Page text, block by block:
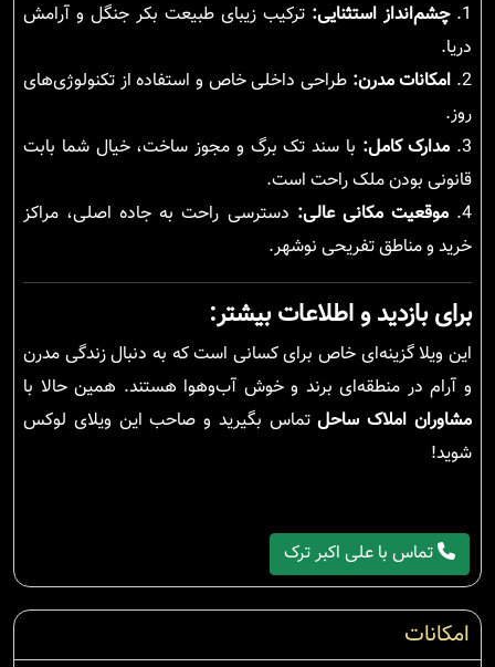
1. چشم‌انداز استثنایی: ترکیب زیبای طبیعت بکر جنگل و آرامش
دریا.
2. امکانات مدرن: طراحی داخلی خاص و استفاده از تکنولوژی‌های
روز.
3. مدارک کامل: با سند تک برگ و مجوز ساخت، خیال شما بابت
قانونی بودن ملک راحت است.
4. موقعیت مکانی عالی: دسترسی راحت به جاده اصلی، مراکز
خرید و مناطق تفریحی نوشهر.
برای بازدید و اطلاعات بیشتر:
این ویلا گزینه‌ای خاص برای کسانی است که به دنبال زندگی مدرن
و آرام در منطقه‌ای برند و خوش آب‌وهوا هستند. همین حالا با
مشاوران املاک ساحلتماس بگیرید و صاحب این ویلای لوکس
شوید!
تماس با علی اکبر ترک
امکانات